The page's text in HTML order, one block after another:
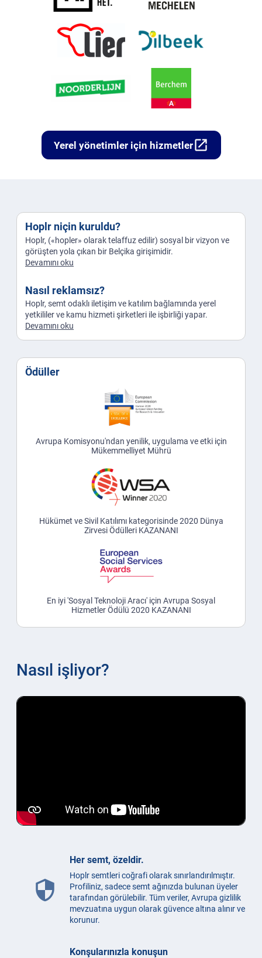
Yerel yönetimler için hizmetleropen_in_new
Hoplr niçin kuruldu?
Hoplr, («hopler» olarak telaffuz edilir) sosyal bir vizyon ve
görüşten yola çıkan bir Belçika girişimidir.
Devamını oku
Nasıl reklamsız?
Hoplr, semt odaklı iletişim ve katılım bağlamında yerel
yetkililer ve kamu hizmeti şirketleri ile işbirliği yapar.
Devamını oku
Ödüller
Avrupa Komisyonu'ndan yenilik, uygulama ve etki için
Mükemmelliyet Mührü
Hükümet ve Sivil Katılımı kategorisinde 2020 Dünya
Zirvesi Ödülleri KAZANANI
En iyi 'Sosyal Teknoloji Aracı' için Avrupa Sosyal
Hizmetler Ödülü 2020 KAZANANI
Nasıl işliyor?
security
Her semt, özeldir.
Hoplr semtleri coğrafi olarak sınırlandırılmıştır.
Profiliniz, sadece semt ağınızda bulunan üyeler
tarafından görülebilir. Tüm veriler, Avrupa gizlilik
mevzuatına uygun olarak güvence altına alınır ve
korunur.
Konşularınızla konuşun